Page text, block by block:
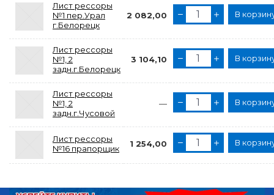
Лист рессоры
№1 пер.Урал
г.Белорецк
2 082,00 В
Лист рессоры
№1, 2
задн.г.Белорецк
3 104,10 В
Лист рессоры
№1, 2
задн.г.Чусовой
— В
Лист рессоры
№16 прапорщик
1 254,00 В